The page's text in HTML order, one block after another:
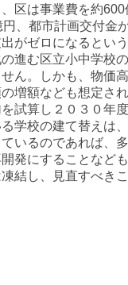
区は事業費を約600
、都市計画交付金
がゼロになるとい
進む区立小中学校
ん。しかも、物価
増額なども想定さ
試算し２０３０年
学校の建て替えは
いるのであれば、
発にすることなど
結し、見直すべき